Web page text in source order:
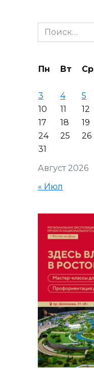
Search
for:
Август 2026
Пн Вт Ср
3
4 5
10
11 12
17
18 19
24
25 26
31
« Июл